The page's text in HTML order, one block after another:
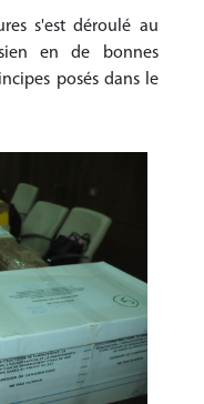
s'est déroulé au
en de bonnes
posés dans le